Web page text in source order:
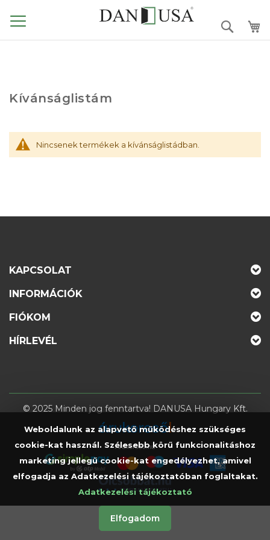
Weboldalunk az alapvető működéshez szükséges
cookie-kat használ. Szélesebb körű funkcionalitáshoz
marketing jellegű cookie-kat engedélyezhet, amivel
elfogadja az Adatkezelési tájékoztatóban foglaltakat.
Adatkezelési tájékoztató
Elfogadom
a
tartalomhoz
Search
Kívánságlistám
Nincsenek termékek a kívánságlistádban.
KAPCSOLAT
INFORMÁCIÓK
FIÓKOM
HÍRLEVÉL
© 2025 Minden jog fenntartva! DANUSA Hungary Kft.
Árukereső.hu